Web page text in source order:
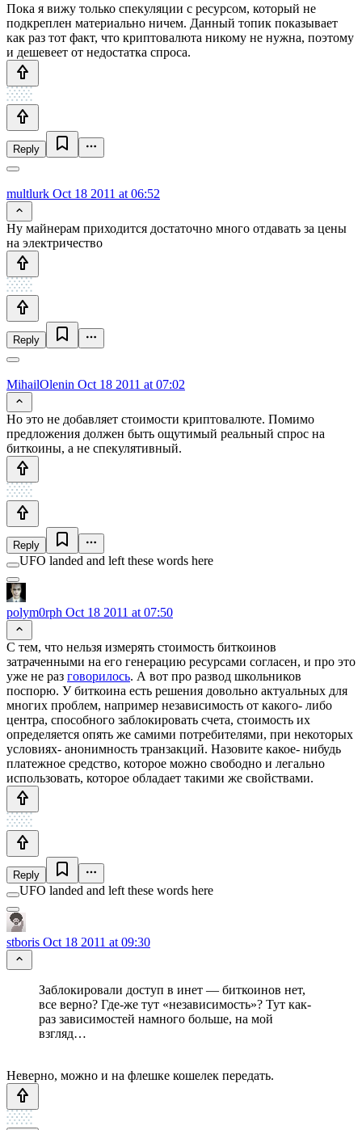
Пока я вижу только спекуляции с ресурсом, который не
подкреплен материально ничем. Данный топик показывает
как раз тот факт, что криптовалюта никому не нужна, поэтому
и дешевеет от недостатка спроса.
Reply
multlurk Oct 18 2011 at 06:52
Ну майнерам приходится достаточно много отдавать за цены
на электричество
Reply
MihailOlenin Oct 18 2011 at 07:02
Но это не добавляет стоимости криптовалюте. Помимо
предложения должен быть ощутимый реальный спрос на
биткоины, а не спекулятивный.
Reply
UFO landed and left these words here
polym0rph Oct 18 2011 at 07:50
С тем, что нельзя измерять стоимость биткоинов
затраченными на его генерацию ресурсами согласен, и про это
уже не раз говорилось. А вот про развод школьников
поспорю. У биткоина есть решения довольно актуальных для
многих проблем, например независимость от какого- либо
центра, способного заблокировать счета, стоимость их
определяется опять же самими потребителями, при некоторых
условиях- анонимность транзакций. Назовите какое- нибудь
платежное средство, которое можно свободно и легально
использовать, которое обладает такими же свойствами.
Reply
UFO landed and left these words here
stboris Oct 18 2011 at 09:30
Заблокировали доступ в инет — биткоинов нет,
все верно? Где-же тут «независимость»? Тут как-
раз зависимостей намного больше, на мой
взгляд…
Неверно, можно и на флешке кошелек передать.